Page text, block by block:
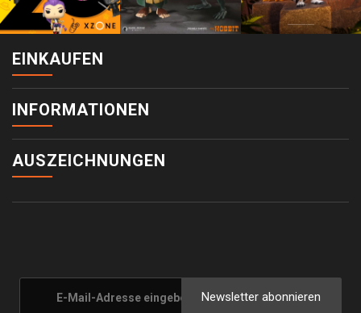
EINKAUFEN
INFORMATIONEN
AUSZEICHNUNGEN
Newsletter abonnieren